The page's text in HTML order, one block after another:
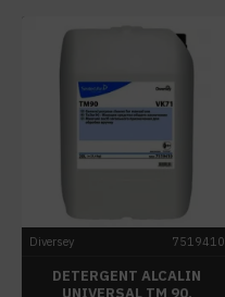
Diversey 7519410
DETERGENT ALCALIN
UNIVERSAL TM 90,